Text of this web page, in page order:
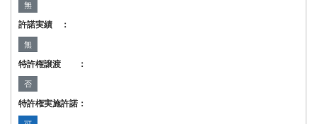
無
許諾実績 ：
無
特許権譲渡 ：
否
特許権実施許諾：